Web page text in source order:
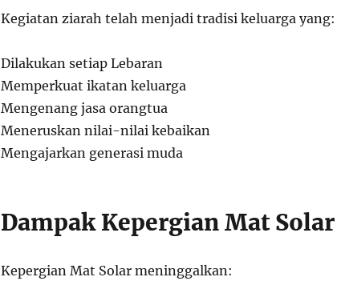
Kegiatan ziarah telah menjadi tradisi keluarga yang:
Dilakukan setiap Lebaran
Memperkuat ikatan keluarga
Mengenang jasa orangtua
Meneruskan nilai-nilai kebaikan
Mengajarkan generasi muda
Dampak Kepergian Mat Solar
Kepergian Mat Solar meninggalkan: